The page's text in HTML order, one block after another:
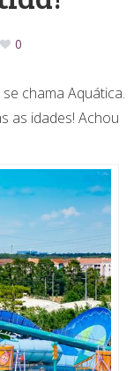
0
chama Aquática.
as idades! Achou